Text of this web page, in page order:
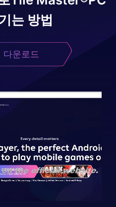
는 방법
다운로드